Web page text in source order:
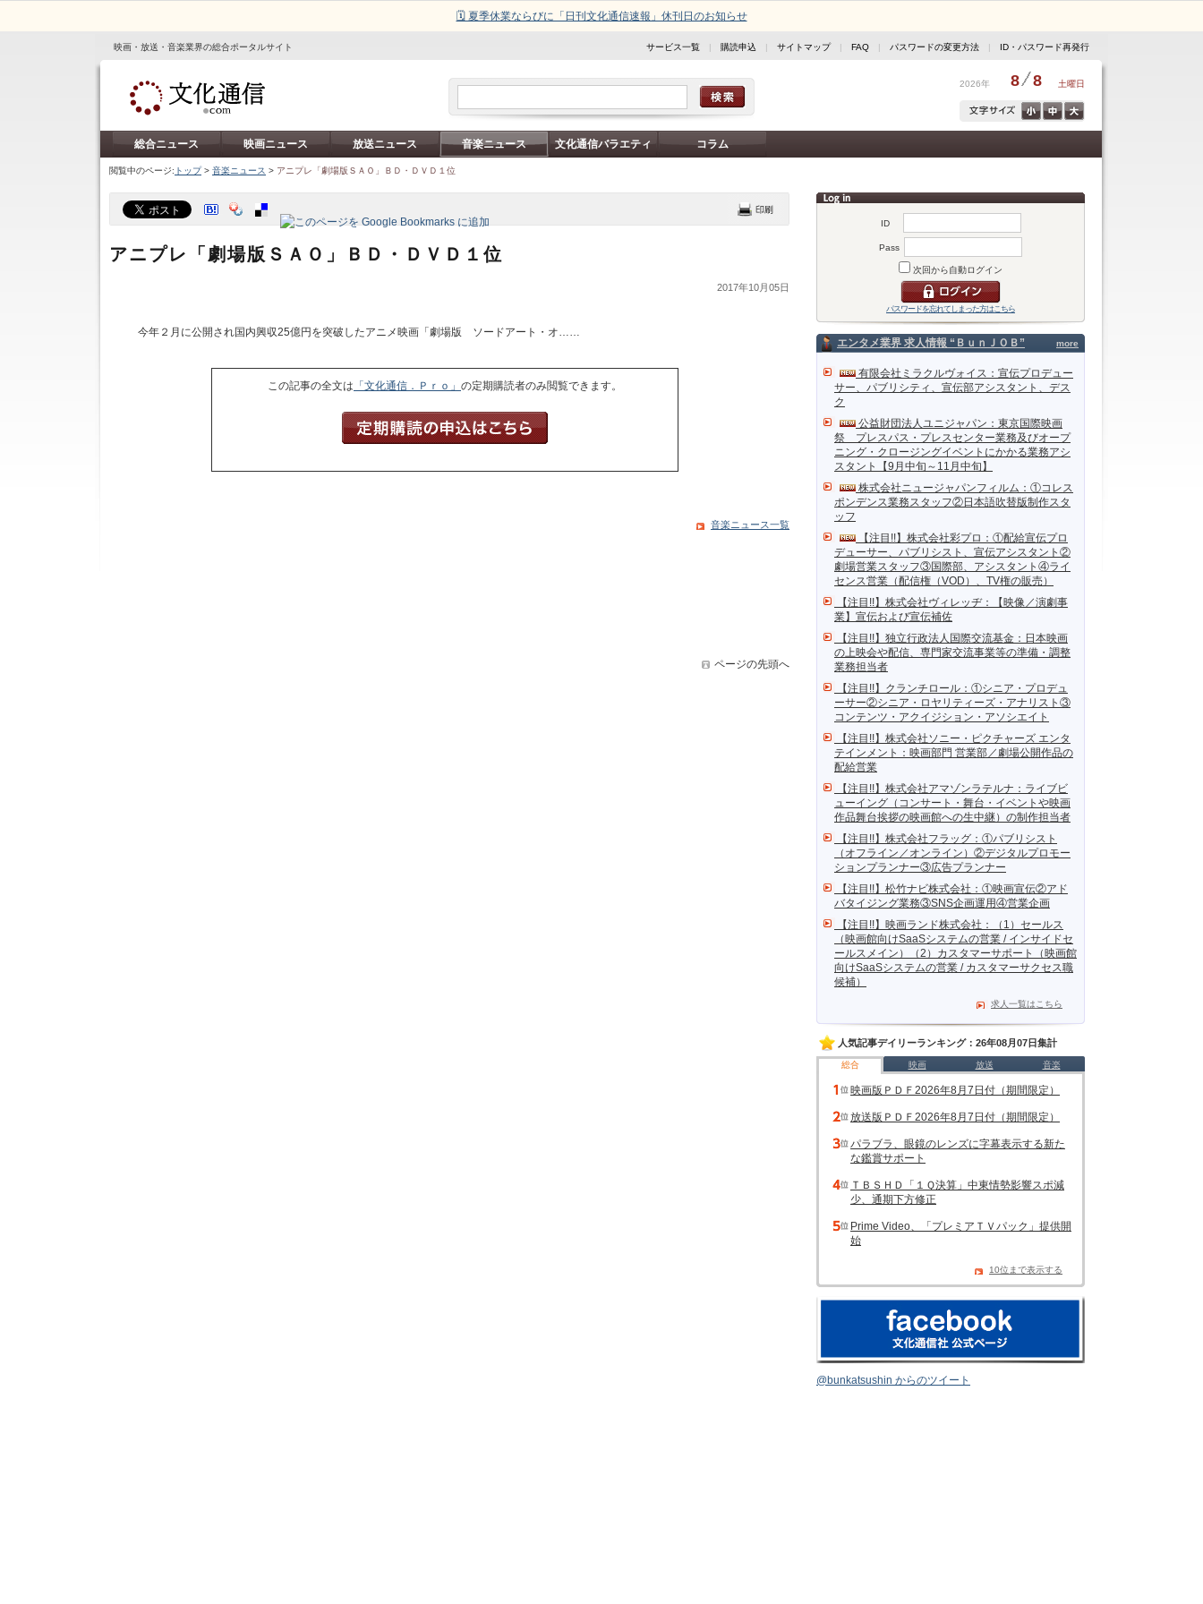
🗓️ 夏季休業ならびに「日刊文化通信速報」休刊日のお知らせ
映画・放送・音楽業界の総合ポータルサイト サービス一覧 | 購読申込 | サイトマップ| FAQ | パスワードの変更方法 | ID・パスワード再発行
2026年 8 8 土曜日
総合ニュース 映画ニュース 放送ニュース 音楽ニュース 文化通信バラエティ コラム
閲覧中のページ: トップ> 音楽ニュース > アニプレ「劇場版ＳＡＯ」ＢＤ・ＤＶＤ１位
ID
Pass
次回から自動ログイン
パスワードを忘れてしまった方はこちら
more
エンタメ業界 求人情報 “ＢｕｎＪＯＢ”
有限会社ミラクルヴォイス：宣伝プロデュー
サー、パブリシティ、宣伝部アシスタント、デス
ク
公益財団法人ユニジャパン：東京国際映画
祭 プレスパス・プレスセンター業務及びオープ
ニング・クロージングイベントにかかる業務アシ
スタント【9月中旬～11月中旬】
株式会社ニュージャパンフィルム：①コレス
ポンデンス業務スタッフ②日本語吹替版制作スタ
ッフ
【注目!!】株式会社彩プロ：①配給宣伝プロ
デューサー、パブリシスト、宣伝アシスタント②
劇場営業スタッフ③国際部、アシスタント④ライ
センス営業（配信権（VOD）、TV権の販売）
【注目!!】株式会社ヴィレッヂ：【映像／演劇事
業】宣伝および宣伝補佐
【注目!!】独立行政法人国際交流基金：日本映画
の上映会や配信、専門家交流事業等の準備・調整
業務担当者
【注目!!】クランチロール：①シニア・プロデュ
ーサー②シニア・ロヤリティーズ・アナリスト③
コンテンツ・アクイジション・アソシエイト
【注目!!】株式会社ソニー・ピクチャーズ エンタ
テインメント：映画部門 営業部／劇場公開作品の
配給営業
【注目!!】株式会社アマゾンラテルナ：ライブビ
ューイング（コンサート・舞台・イベントや映画
作品舞台挨拶の映画館への生中継）の制作担当者
【注目!!】株式会社フラッグ：①パブリシスト
（オフライン／オンライン）②デジタルプロモー
ションプランナー③広告プランナー
【注目!!】松竹ナビ株式会社：①映画宣伝②アド
バタイジング業務③SNS企画運用④営業企画
【注目!!】映画ランド株式会社：（1）セールス
（映画館向けSaaSシステムの営業 / インサイドセ
ールスメイン）（2）カスタマーサポート（映画館
向けSaaSシステムの営業 / カスタマーサクセス職
候補）
求人一覧はこちら
人気記事デイリーランキング：26年08月07日集計
総合 映画 放送 音楽
映画版ＰＤＦ2026年8月7日付（期間限定）
放送版ＰＤＦ2026年8月7日付（期間限定）
パラブラ、眼鏡のレンズに字幕表示する新た
な鑑賞サポート
ＴＢＳＨＤ「１Ｑ決算」中東情勢影響スポ減
少、通期下方修正
Prime Video、「プレミアＴＶパック」提供開
始
10位まで表示する
@bunkatsushin からのツイート
アニプレ「劇場版ＳＡＯ」ＢＤ・ＤＶＤ１位
2017年10月05日
今年２月に公開され国内興収25億円を突破したアニメ映画「劇場版 ソードアート・オ……
この記事の全文は 「文化通信．Ｐｒｏ」 の定期購読者のみ閲覧できます。
音楽ニュース一覧
ページの先頭へ